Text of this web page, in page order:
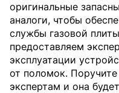
оригинальные
аналоги, чтобы
службы газовой
предоставляем
эксплуатации
от поломок.
экспертам и она